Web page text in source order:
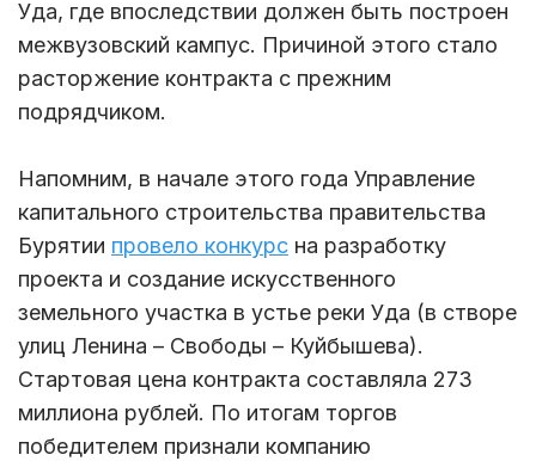
Уда, где впоследствии должен быть построен
межвузовский кампус. Причиной этого стало
расторжение контракта с прежним
подрядчиком.
Напомним, в начале этого года Управление
капитального строительства правительства
Бурятии провело конкурс на разработку
проекта и создание искусственного
земельного участка в устье реки Уда (в створе
улиц Ленина – Свободы – Куйбышева).
Стартовая цена контракта составляла 273
миллиона рублей. По итогам торгов
победителем признали компанию